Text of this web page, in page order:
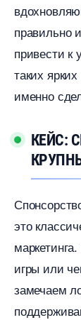
правильно
привести к
таких
именно
КЕЙС:
это
игры или
замечаем